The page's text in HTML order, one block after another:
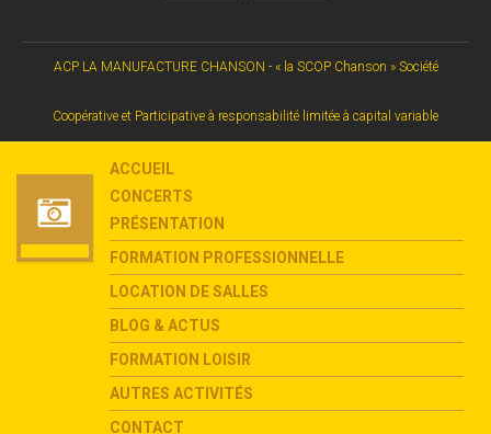
ACP LA MANUFACTURE CHANSON - « la SCOP Chanson » Société
Coopérative et Participative à responsabilité limitée à capital variable
ACCUEIL
CONCERTS
PRÉSENTATION
FORMATION PROFESSIONNELLE
LOCATION DE SALLES
BLOG & ACTUS
FORMATION LOISIR
AUTRES ACTIVITÉS
CONTACT